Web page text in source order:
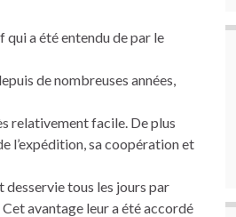
qui a été entendu de par le
de nombreuses années,
relativement facile. De plus
l’expédition, sa coopération et
desservie tous les jours par
avantage leur a été accordé